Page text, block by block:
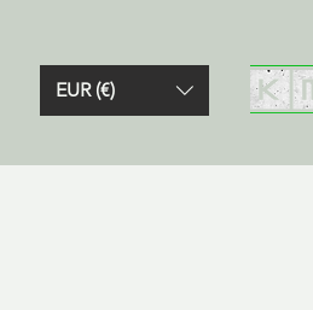
EUR (€)